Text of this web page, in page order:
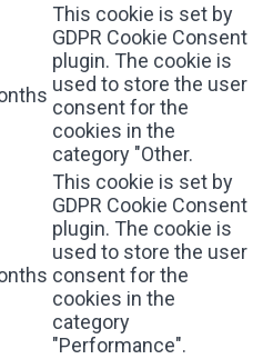
This cookie is set by
GDPR Cookie Consent
plugin. The cookie is
used to store the user
consent for the
cookies in the
category "Other.
This cookie is set by
GDPR Cookie Consent
plugin. The cookie is
used to store the user
consent for the
cookies in the
category
"Performance".